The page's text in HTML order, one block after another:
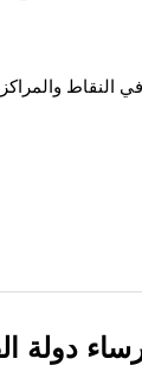
في النقاط
دولة